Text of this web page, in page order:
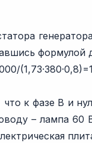
формулой
что к фазе B и
– лампа